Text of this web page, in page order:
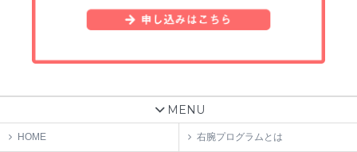
MENU
HOME 右腕プログラムとは